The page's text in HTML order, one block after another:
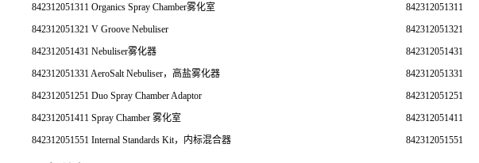
842312051311 Organics Spray Chamber雾化室
842312051311
842312051321 V Groove Nebuliser
842312051321
842312051431 Nebuliser雾化器
842312051431
842312051331 AeroSalt Nebuliser，高盐雾化器
842312051331
842312051251 Duo Spray Chamber Adaptor
842312051251
842312051411 Spray Chamber 雾化室
842312051411
842312051551 Internal Standards Kit，内标混合器
842312051551